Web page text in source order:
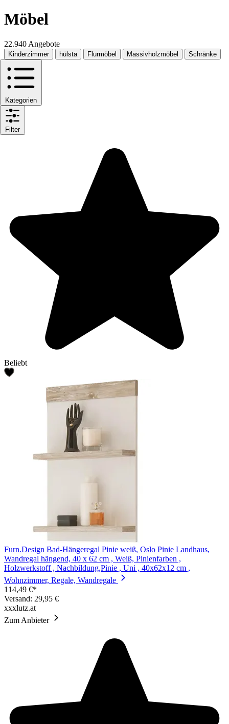
Möbel
22.940 Angebote
Kinderzimmer hülsta Flurmöbel Massivholzmöbel Schränke
Kategorien
Filter
Beliebt
Furn.Design Bad-Hängeregal Pinie weiß, Oslo Pinie Landhaus,
Wandregal hängend, 40 x 62 cm , Weiß, Pinienfarben ,
Holzwerkstoff , Nachbildung,Pinie , Uni , 40x62x12 cm ,
Wohnzimmer, Regale, Wandregale
114,49 €*
Versand: 29,95 €
xxxlutz.at
Zum Anbieter